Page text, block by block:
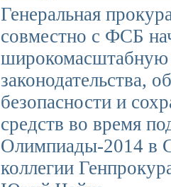
Генеральная
совместно с ФСБ
широкомасштабную
законодательства,
безопасности и
средств во время
Олимпиады-2014 в
коллегии